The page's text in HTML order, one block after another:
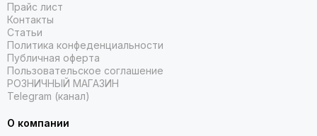
Прайс лист
Контакты
Статьи
Политика конфеденциальности
Публичная оферта
Пользовательское соглашение
РОЗНИЧНЫЙ МАГАЗИН
Telegram (канал)
О компании